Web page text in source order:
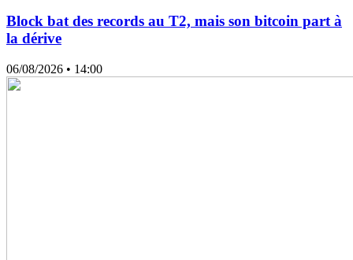
Block bat des records au T2, mais son bitcoin part à
la dérive
06/08/2026 • 14:00